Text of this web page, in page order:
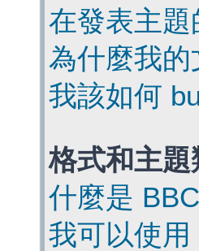
在發表主
為什麼我
我該如何
格式和主題
什麼是
我可以使